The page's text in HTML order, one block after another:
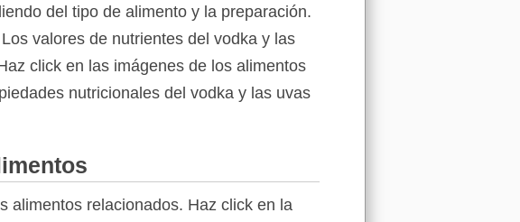
del tipo de alimento y la preparación.
valores de nutrientes del vodka y las
click en las imágenes de los alimentos
nutricionales del vodka y las uvas
alimentos relacionados. Haz click en la